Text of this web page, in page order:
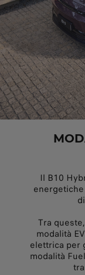
Il B10
Tra
modalità
elettrica per
modalità